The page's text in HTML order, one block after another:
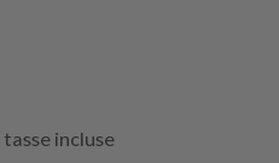
incluse